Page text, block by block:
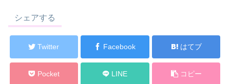
シェアする
Twitter Facebook はてブ
Pocket LINE コピー